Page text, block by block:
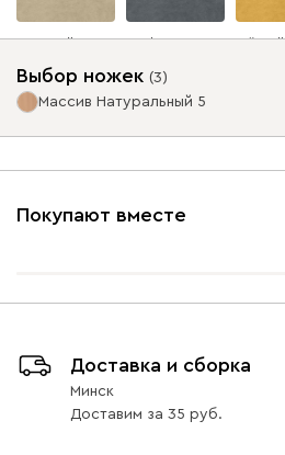
Бежевый Графит Жёлтый
Онли
Выбор ножек (3)
Массив Натуральный 5
39
Натуральный 5
Покупают вместе
Доставка и сборка
Минск
Доставим за 35